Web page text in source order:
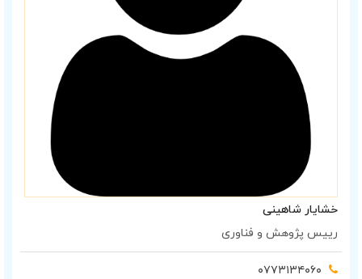
خشایار شاهینی
رییس پژوهش و فناوری
۰۷۷۳۱۳۴۰۶۰